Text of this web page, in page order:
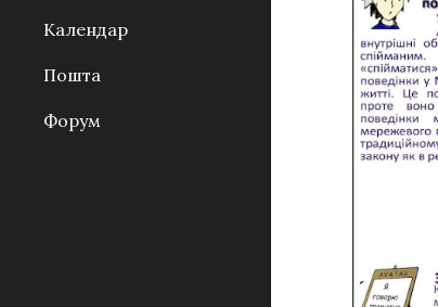
Календар
Пошта
Форум